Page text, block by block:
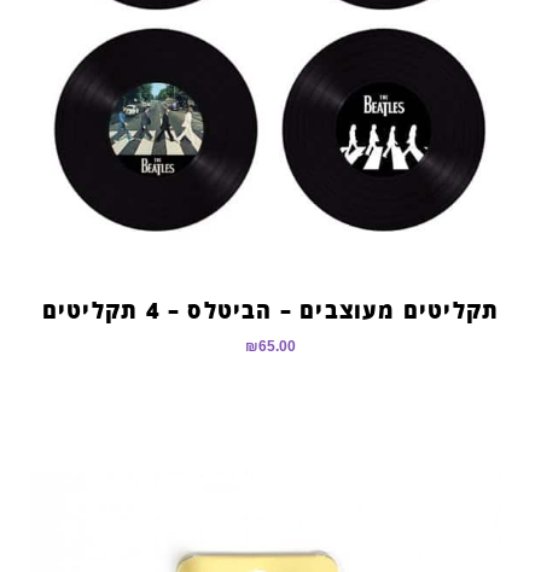
תקליטים מעוצבים – הביטלס – 4 תקליטים
₪65.00